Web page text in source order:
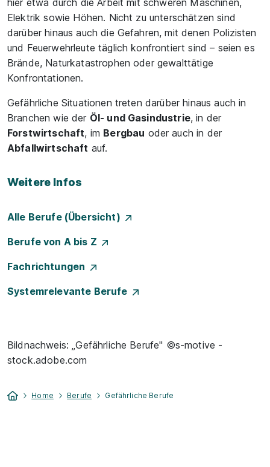
hier etwa durch die Arbeit mit schweren Maschinen,
Elektrik sowie Höhen. Nicht zu unterschätzen sind
darüber hinaus auch die Gefahren, mit denen Polizisten
und Feuerwehrleute täglich konfrontiert sind – seien es
Brände, Naturkatastrophen oder gewalttätige
Konfrontationen.
Gefährliche Situationen treten darüber hinaus auch in
Branchen wie der Öl- und Gasindustrie, in der
Forstwirtschaft, im Bergbau oder auch in der
Abfallwirtschaft auf.
Weitere Infos
Alle Berufe (Übersicht)
Berufe von A bis Z
Fachrichtungen
Systemrelevante Berufe
Bildnachweis: „Gefährliche Berufe" ©s-motive -
stock.adobe.com
Home Berufe Gefährliche Berufe